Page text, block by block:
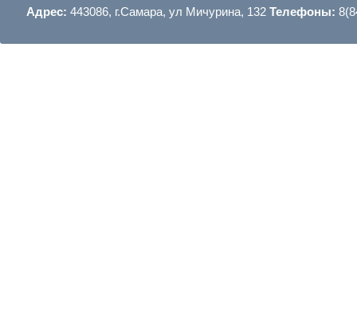
Адрес: 443086, г.Самара, ул Мичурина, 132 Телефоны: